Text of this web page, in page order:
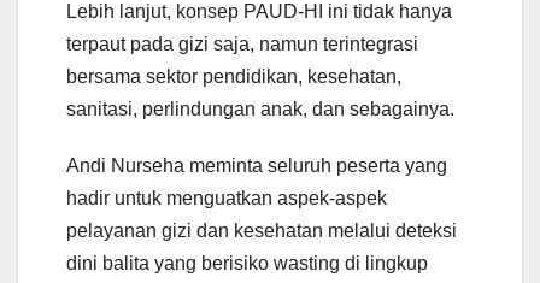
Lebih lanjut, konsep PAUD-HI ini tidak hanya
terpaut pada gizi saja, namun terintegrasi
bersama sektor pendidikan, kesehatan,
sanitasi, perlindungan anak, dan sebagainya.
Andi Nurseha meminta seluruh peserta yang
hadir untuk menguatkan aspek-aspek
pelayanan gizi dan kesehatan melalui deteksi
dini balita yang berisiko wasting di lingkup